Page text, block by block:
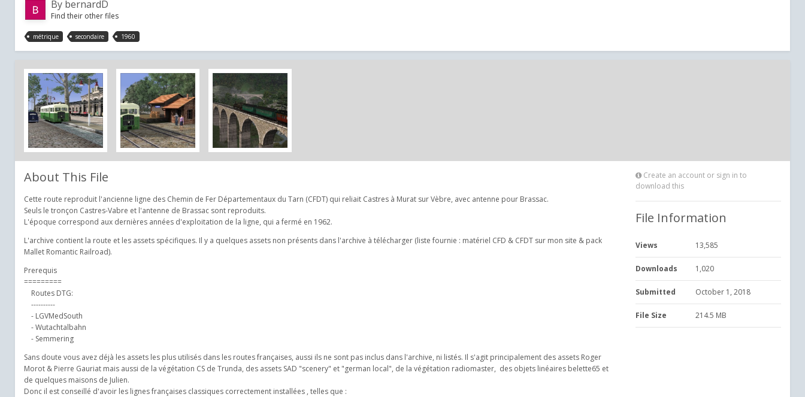
By bernardD
Find their other files
métrique secondaire 1960
About This File
Cette route reproduit l'ancienne ligne des Chemin de Fer Départementaux du Tarn (CFDT) qui reliait Castres à Murat sur Vèbre, avec antenne pour Brassac.
Seuls le tronçon Castres-Vabre et l'antenne de Brassac sont reproduits.
L'époque correspond aux dernières années d'exploitation de la ligne, qui a fermé en 1962.
L'archive contient la route et les assets spécifiques. Il y a quelques assets non présents dans l'archive à télécharger (liste fournie : matériel CFD & CFDT sur mon site & pack
Mallet Romantic Railroad).
Prerequis
=========
Routes DTG:
----------
- LGVMedSouth
- Wutachtalbahn
- Semmering
Sans doute vous avez déjà les assets les plus utilisés dans les routes françaises, aussi ils ne sont pas inclus dans l'archive, ni listés. Il s'agit principalement des assets Roger
Morot & Pierre Gauriat mais aussi de la végétation CS de Trunda, des assets SAD "scenery" et "german local", de la végétation radiomaster, des objets linéaires belette65 et
de quelques maisons de Julien.
Donc il est conseillé d'avoir les lignes françaises classiques correctement installées , telles que :
Create an account or sign in to
download this
File Information
Views 13,585
Downloads 1,020
Submitted October 1, 2018
File Size 214.5 MB